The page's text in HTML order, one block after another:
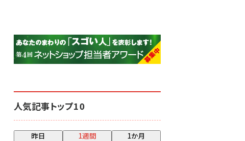
アスクル (1119)
base (1077)
人気記事トップ10
昨日 1週間 1か月